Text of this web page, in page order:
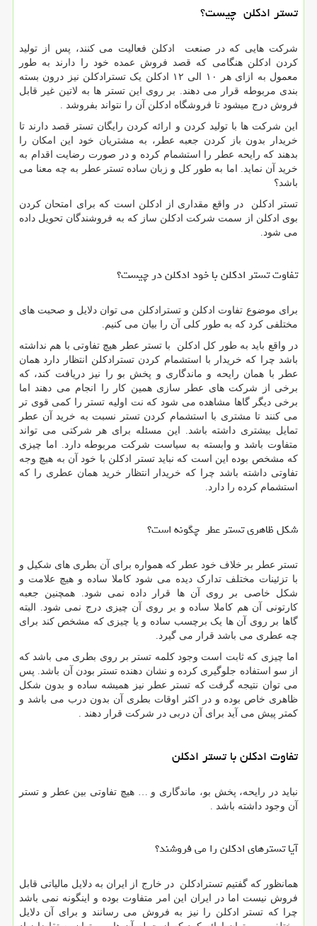
تستر ادکلن چیست؟
شرکت هایی که در صنعت ادکلن فعالیت می کنند، پس از تولید
کردن ادکلن هنگامی که قصد فروش عمده خود را دارند به طور
معمول به ازای هر ۱۰ الی ۱۲ ادکلن یک تسترادکلن نیز درون بسته
بندی مربوطه قرار می دهند. بر روی این تستر ها به لاتین غیر قابل
فروش درج میشود تا فروشگاه ادکلن آن را نتواند بفروشد .
این شرکت ها با تولید کردن و ارائه کردن رایگان تستر قصد دارند تا
خریدار بدون باز کردن جعبه عطر، به مشتریان خود این امکان را
بدهند که رایحه عطر را استشمام کرده و در صورت رضایت اقدام به
خرید آن نماید. اما به طور کل و زبان ساده تستر عطر به چه معنا می
باشد؟
تستر ادکلن در واقع مقداری از ادکلن است که برای امتحان کردن
بوی ادکلن از سمت شرکت ادکلن ساز که به فروشندگان تحویل داده
می شود.
تفاوت تستر ادکلن با خود ادکلن در چیست؟
برای موضوع تفاوت ادکلن و تسترادکلن می توان دلایل و صحبت های
مختلفی کرد که به طور کلی آن را بیان می کنیم.
در واقع باید به طور کل ادکلن با تستر عطر هیچ تفاوتی با هم نداشته
باشد چرا که خریدار با استشمام کردن تسترادکلن انتظار دارد همان
عطر با همان رایحه و ماندگاری و پخش بو را نیز دریافت کند، که
برخی از شرکت های عطر سازی همین کار را انجام می دهند اما
برخی دیگر گاها مشاهده می شود که نت اولیه تستر را کمی قوی تر
می کنند تا مشتری با استشمام کردن تستر نسبت به خرید آن عطر
تمایل بیشتری داشته باشد. این مسئله برای هر شرکتی می تواند
متفاوت باشد و وابسته به سیاست شرکت مربوطه دارد. اما چیزی
که مشخص بوده این است که نباید تستر ادکلن با خود آن به هیچ وجه
تفاوتی داشته باشد چرا که خریدار انتظار خرید همان عطری را که
استشمام کرده را دارد.
شکل ظاهری تستر عطر چگونه است؟
تستر عطر بر خلاف خود عطر که همواره برای آن بطری های شکیل و
با تزئینات مختلف تدارک دیده می شود کاملا ساده و هیچ علامت و
شکل خاصی بر روی آن ها قرار داده نمی شود. همچنین جعبه
کارتونی آن هم کاملا ساده و بر روی آن چیزی درج نمی شود. البته
گاها بر روی آن ها یک برچسب ساده و یا چیزی که مشخص کند برای
چه عطری می باشد قرار می گیرد.
اما چیزی که ثابت است وجود کلمه تستر بر روی بطری می باشد که
از سو استفاده جلوگیری کرده و نشان دهنده تستر بودن آن باشد. پس
می توان نتیجه گرفت که تستر عطر نیز همیشه ساده و بدون شکل
ظاهری خاص بوده و در اکثر اوقات بطری آن بدون درب می باشد و
کمتر پیش می آید برای آن دربی در شرکت قرار دهند .
تفاوت ادکلن با تستر ادکلن
نباید در رایحه، پخش بو، ماندگاری و … هیچ تفاوتی بین عطر و تستر
آن وجود داشته باشد .
آیا تسترهای ادکلن را می فروشند؟
همانظور که گفتیم تسترادکلن در خارج از ایران به دلایل مالیاتی قابل
فروش نیست اما در ایران این امر متفاوت بوده و اینگونه نمی باشد
چرا که تستر ادکلن را نیز به فروش می رسانند و برای آن دلایل